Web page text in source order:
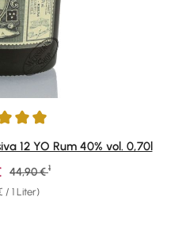
4.9 von 5 Sternen
12 YO Rum 40% vol. 0,70l
/ 1 Liter)
Verkaufspreis:
Regulärer Preis:
44,90 € 1